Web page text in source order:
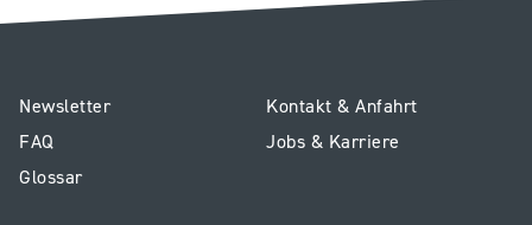
E2
-
Footer
Newsletter
FAQ
Glossar
Service
Kinder-
Kontakt & Anfahrt
Jobs & Karriere